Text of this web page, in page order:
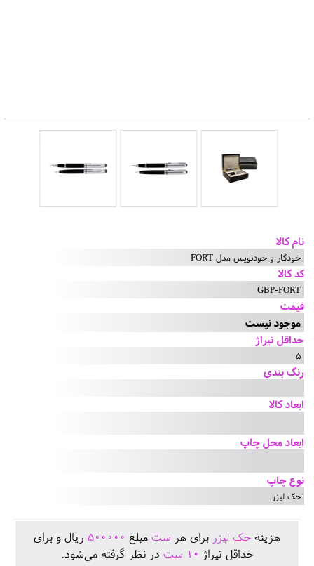
نام کالا
خودکار و خودنویس مدل FORT
کد کالا
GBP-FORT
قیمت
موجود نیست
حداقل تیراژ
5
رنگ بندی
ابعاد کالا
ابعاد محل چاپ
نوع چاپ
حک لیزر
هزينه حک لیزر برای هر ست مبلغ 500000 ريال و برای
حداقل تيراژ 10 ست در نظر گرفته می‌شود.